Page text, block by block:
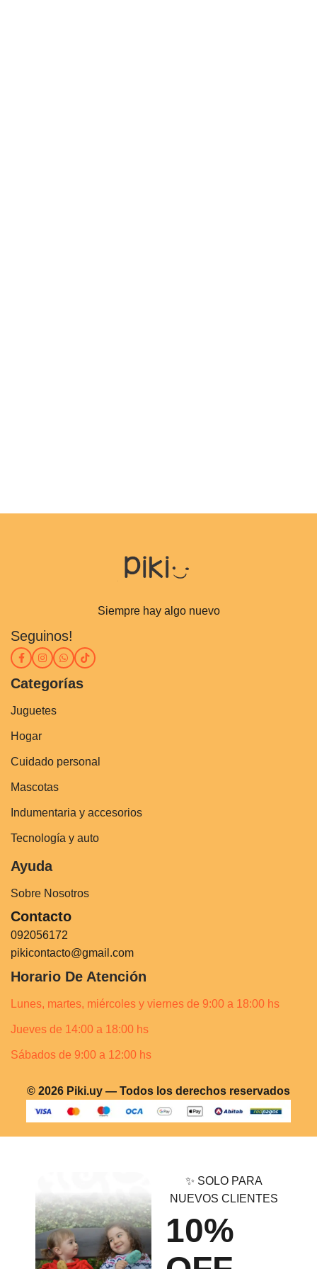
Siempre hay algo nuevo
Seguinos!
Categorías
Juguetes
Hogar
Cuidado personal
Mascotas
Indumentaria y accesorios
Tecnología y auto
Ayuda
Sobre Nosotros
Contacto
092056172
pikicontacto@gmail.com
Horario De Atención
Lunes, martes, miércoles y viernes de 9:00 a 18:00 hs
Jueves de 14:00 a 18:00 hs
Sábados de 9:00 a 12:00 hs
© 2026 Piki.uy — Todos los derechos reservados
✨ SOLO PARA
NUEVOS CLIENTES
10%